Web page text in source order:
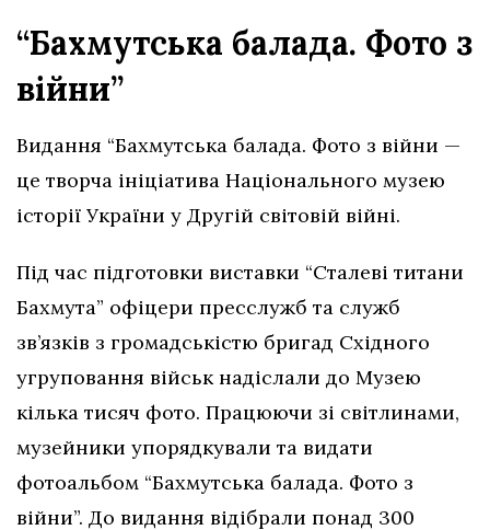
“Бахмутська балада. Фото з
війни”
Видання “Бахмутська балада. Фото з війни —
це творча ініціатива Національного музею
історії України у Другій світовій війні.
Під час підготовки виставки “Сталеві титани
Бахмута” офіцери пресслужб та служб
зв’язків з громадськістю бригад Східного
угруповання військ надіслали до Музею
кілька тисяч фото. Працюючи зі світлинами,
музейники упорядкували та видати
фотоальбом “Бахмутська балада. Фото з
війни”. До видання відібрали понад 300